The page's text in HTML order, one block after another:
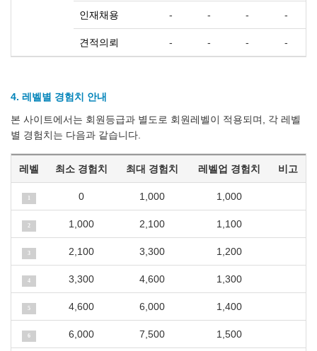
인재채용 - - - -
견적의뢰 - - - -
4. 레벨별 경험치 안내
본 사이트에서는 회원등급과 별도로 회원레벨이 적용되며, 각 레벨
별 경험치는 다음과 같습니다.
레벨 최소 경험치 최대 경험치 레벨업 경험치 비고
0 1,000 1,000
2 1,000 2,100 1,100
3 2,100 3,300 1,200
4 3,300 4,600 1,300
5 4,600 6,000 1,400
6 6,000 7,500 1,500